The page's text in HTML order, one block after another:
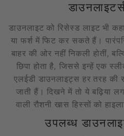
डाउनलाइट को रिसेस्ड लाइट भी
या फर्श में फिट कर सकते हैं।
बाहर की ओर नहीं निकली होतीं,
छिपा होता है, जिससे इन्हें एक
एलईडी डाउनलाइट्स हर तरह
जाती हैं। दिखने में तो ये बढ़िया
वाली रौशनी खास हिस्सों को
उपलब्ध